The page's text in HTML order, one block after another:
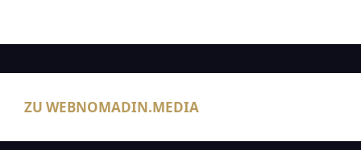
ZU WEBNOMADIN.MEDIA